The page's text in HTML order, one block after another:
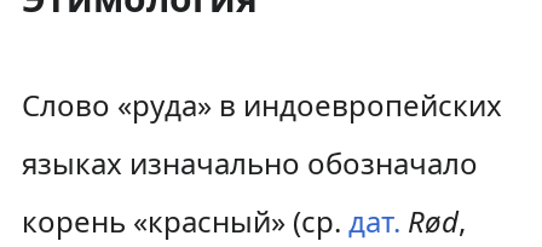
Слово «руда» в индоевропейских
языках изначально обозначало
корень «красный» (ср. дат. Rød,